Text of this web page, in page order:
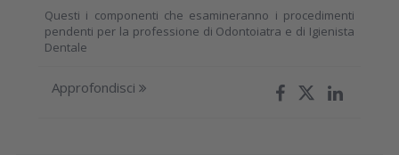
Questi i componenti che esamineranno i procedimenti
pendenti per la professione di Odontoiatra e di Igienista
Dentale
Approfondisci